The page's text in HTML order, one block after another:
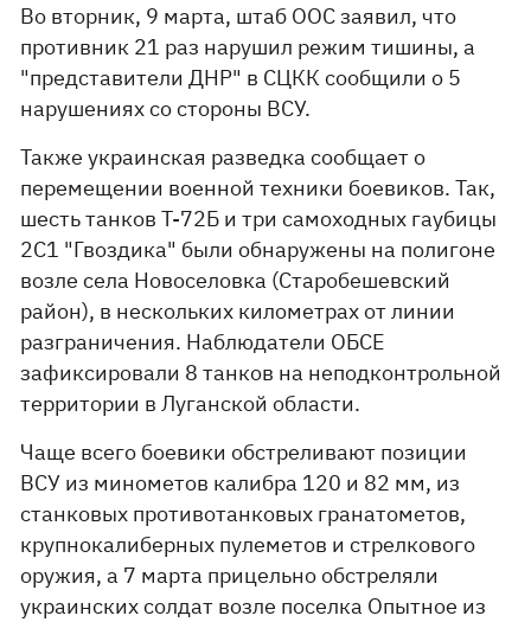
Во вторник, 9 марта, штаб ООС заявил, что
противник 21 раз нарушил режим тишины, а
"представители ДНР" в СЦКК сообщили о 5
нарушениях со стороны ВСУ.
Также украинская разведка сообщает о
перемещении военной техники боевиков. Так,
шесть танков Т-72Б и три самоходных гаубицы
2С1 "Гвоздика" были обнаружены на полигоне
возле села Новоселовка (Старобешевский
район), в нескольких километрах от линии
разграничения. Наблюдатели ОБСЕ
зафиксировали 8 танков на неподконтрольной
территории в Луганской области.
Чаще всего боевики обстреливают позиции
ВСУ из минометов калибра 120 и 82 мм, из
станковых противотанковых гранатометов,
крупнокалиберных пулеметов и стрелкового
оружия, а 7 марта прицельно обстреляли
украинских солдат возле поселка Опытное из